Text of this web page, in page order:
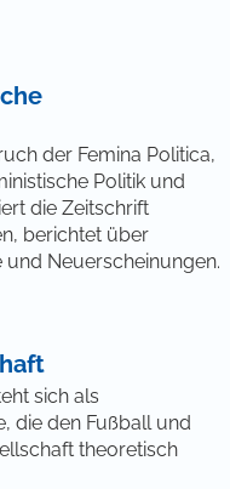
der Femina Politica,
Politik und
die Zeitschrift
berichtet über
Neuerscheinungen.
sich als
die den Fußball und
theoretisch